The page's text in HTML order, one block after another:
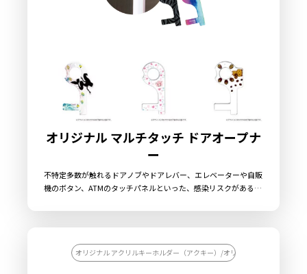
オリジナル マルチタッチ ドアオープナ
ー
不特定多数が触れるドアノブやドアレバー、エレベーターや自販
機のボタン、ATMのタッチパネルといった、感染リスクがある場
につきまとう新しい生活スタイルの各場面で助けとなる便利な感
広いデザインに対応することができます。販売に必要な資材も取
オリジナル アクリルキーホルダー（アクキー）/オリジナル キーホルダ